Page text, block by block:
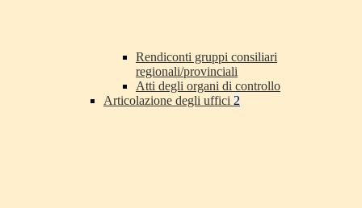
Rendiconti gruppi consiliari
regionali/provinciali
Atti degli organi di controllo
Articolazione degli uffici 2